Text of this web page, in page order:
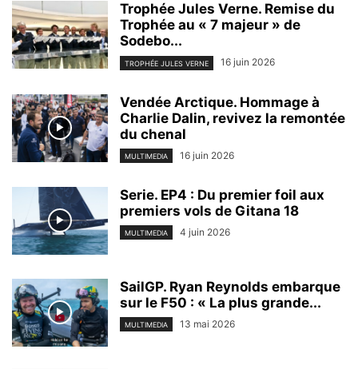
Trophée Jules Verne. Remise du
Trophée au « 7 majeur » de
Sodebo...
TROPHÉE JULES VERNE 16 juin 2026
Vendée Arctique. Hommage à
Charlie Dalin, revivez la remontée
du chenal
MULTIMEDIA 16 juin 2026
Serie. EP4 : Du premier foil aux
premiers vols de Gitana 18
MULTIMEDIA 4 juin 2026
SailGP. Ryan Reynolds embarque
sur le F50 : « La plus grande...
MULTIMEDIA 13 mai 2026